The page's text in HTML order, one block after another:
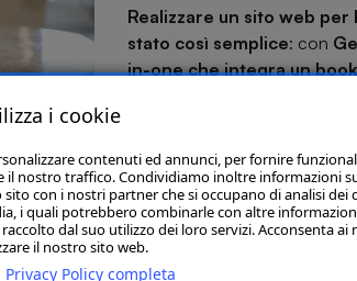
Realizzare un sito web
stato così semplice: con
in-one che integra un
professionale e uno
i cookie
contenuti ed annunci, per fornire
il nostro traffico. Condividiamo inoltre informazioni
con i nostri partner che si occupano di analisi dei
i quali potrebbero combinarle con altre
dal suo utilizzo dei loro servizi. Acconsenta ai
il nostro sito web.
Privacy Policy completa